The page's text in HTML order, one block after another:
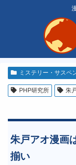
ミステリー・サスペ
PHP研究所 朱
朱戸アオ漫画
揃い